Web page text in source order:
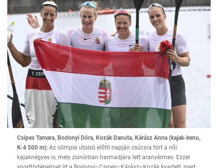
Csipes Tamara, Bodonyi Dóra, Kozák Danuta, Kárász Anna (kajak-kenu,
K-4 500 m): Az olimpia utolsó előtti napján csúcsra tört a női
kajaknégyes is, mely zsinórban harmadjára lett aranyérmes. Ezzel